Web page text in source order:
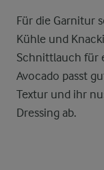
Für die Garnitur
Kühle und
Schnittlauch für
Avocado passt
Textur und ihr
Dressing ab.